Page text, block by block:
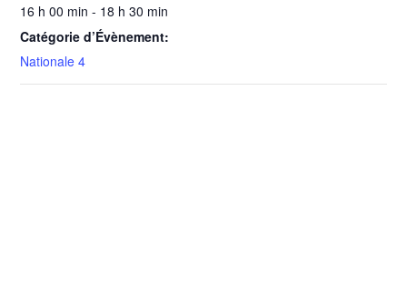
16 h 00 min - 18 h 30 min
Catégorie d’Évènement:
Nationale 4